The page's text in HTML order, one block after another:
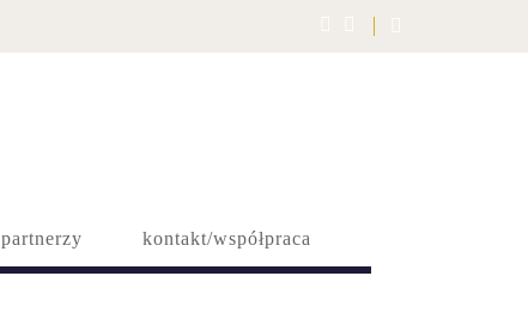
partnerzy kontakt/współpraca